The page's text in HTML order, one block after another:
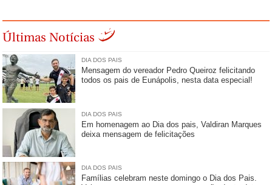
Últimas Notícias
DIA DOS PAIS
Mensagem do vereador Pedro Queiroz felicitando
todos os pais de Eunápolis, nesta data especial!
DIA DOS PAIS
Em homenagem ao Dia dos pais, Valdiran Marques
deixa mensagem de felicitações
DIA DOS PAIS
Famílias celebram neste domingo o Dia dos Pais.